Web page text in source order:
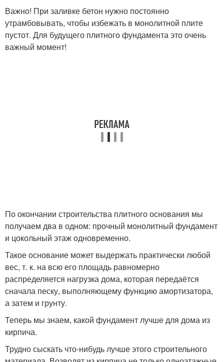
Важно! При заливке бетон нужно постоянно
утрамбовывать, чтобы избежать в монолитной плите
пустот. Для будущего плитного фундамента это очень
важный момент!
По окончании строительства плитного основания мы
получаем два в одном: прочный монолитный фундамент
и цокольный этаж одновременно.
Такое основание может выдержать практически любой
вес, т. к. на всю его площадь равномерно
распределяется нагрузка дома, которая передаётся
сначала песку, выполняющему функцию амортизатора,
а затем и грунту.
Теперь мы знаем, какой фундамент лучше для дома из
кирпича.
Трудно сыскать что-нибудь лучше этого строительного